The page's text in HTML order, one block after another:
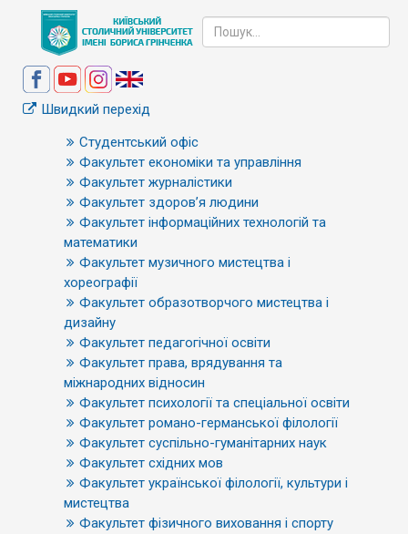
Швидкий перехід
Студентський офіс
Факультет економіки та управління
Факультет журналістики
Факультет здоров’я людини
Факультет інформаційних технологій та
математики
Факультет музичного мистецтва і
хореографії
Факультет образотворчого мистецтва і
дизайну
Факультет педагогічної освіти
Факультет права, врядування та
міжнародних відносин
Факультет психології та спеціальної освіти
Факультет романо-германської філології
Факультет суспільно-гуманітарних наук
Факультет східних мов
Факультет української філології, культури і
мистецтва
Факультет фізичного виховання і спорту